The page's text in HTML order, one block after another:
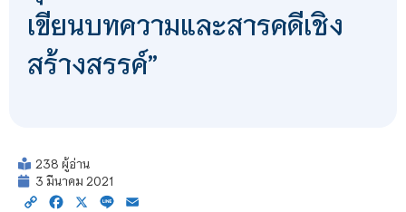
เขียนบทความและสารคดีเชิง
สร้างสรรค์”
238 ผู้อ่าน
3 มีนาคม 2021
Copy Facebook
X Line